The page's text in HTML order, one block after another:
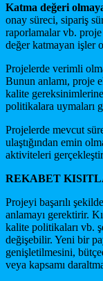
Katma değeri
onay süreci, sipariş
raporlamalar vb.
değer katmayan işler
Projelerde verimli
Bunun anlamı, proje
kalite
politikalara uymaları
Projelerde mevcut
ulaştığından emin
aktiviteleri
REKABET
Projeyi başarılı
anlamayı gerektirir.
kalite politikaları vb.
değişebilir. Yeni bir
genişletilmesini,
veya kapsamı